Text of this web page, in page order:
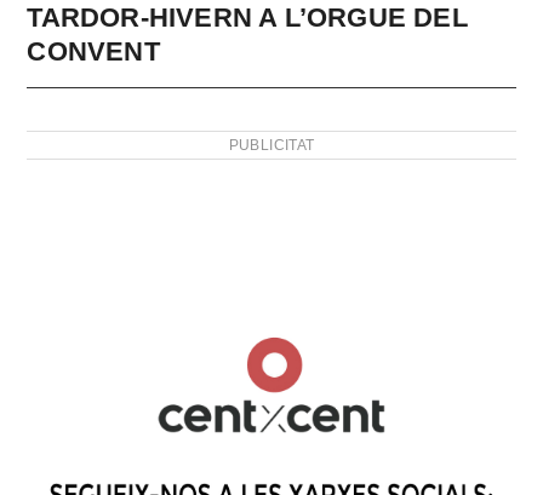
TARDOR-HIVERN A L’ORGUE DEL
CONVENT
PUBLICITAT